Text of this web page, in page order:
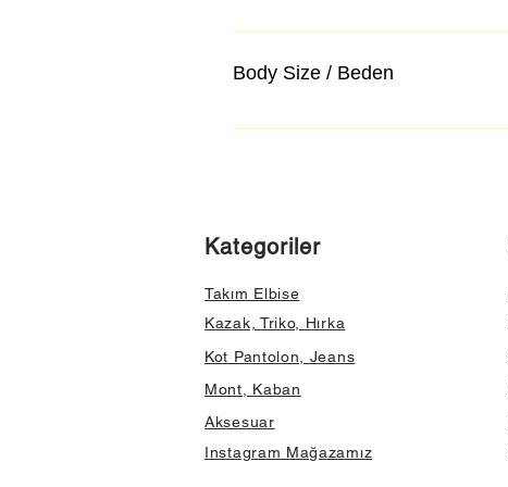
Body Size / Beden
Kategoriler
Takım Elbise
Kazak, Triko, Hırka
Kot Pantolon, Jeans
Mont, Kaban
Aksesuar
Instagram Mağazamız